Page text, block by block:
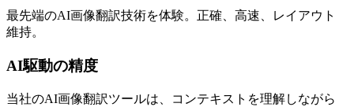
最先端のAI画像翻訳技術を体験。正確、高速、レイアウト
維持。
AI駆動の精度
当社のAI画像翻訳ツールは、コンテキストを理解しながら